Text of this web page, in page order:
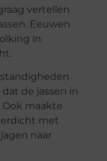
vertellen
Eeuwen
in
de jassen in
Ook maakte
met
naar